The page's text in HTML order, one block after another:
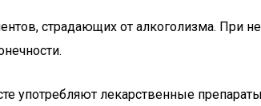
страдающих от алкоголизма.
употребляют лекарственные